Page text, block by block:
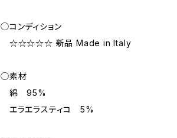
◯コンディション
☆☆☆☆☆ 新品 Made in Italy
◯素材
綿 95%
エラエラスティコ 5%